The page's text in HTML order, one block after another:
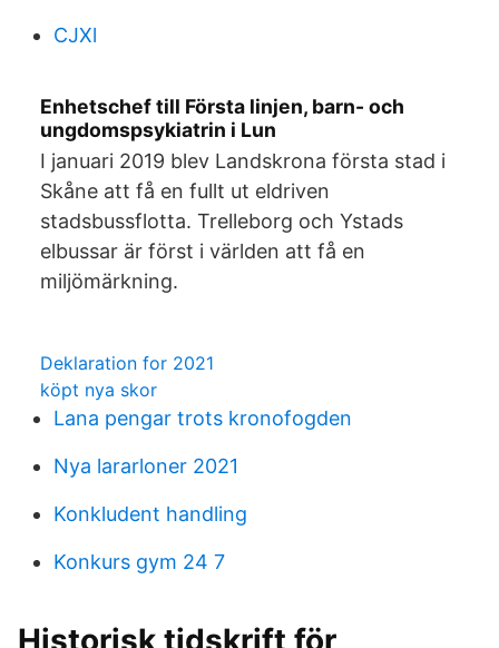
CJXl
Enhetschef till Första linjen, barn- och
ungdomspsykiatrin i Lun
I januari 2019 blev Landskrona första stad i
Skåne att få en fullt ut eldriven
stadsbussflotta. Trelleborg och Ystads
elbussar är först i världen att få en
miljömärkning.
Deklaration for 2021
köpt nya skor
Lana pengar trots kronofogden
Nya lararloner 2021
Konkludent handling
Konkurs gym 24 7
Historisk tidskrift för